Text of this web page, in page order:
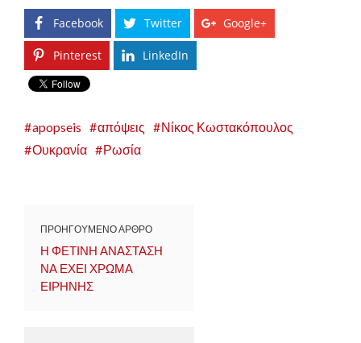
Facebook Twitter Google+
Pinterest LinkedIn
apopseis απόψεις
Νίκος Κωστακόπουλος
Ουκρανία
Ρωσία
ΠΡΟΗΓΟΥΜΕΝΟ ΑΡΘΡΟ
Η ΦΕΤΙΝΗ ΑΝΑΣΤΑΣΗ
ΝΑ ΕΧΕΙ ΧΡΩΜΑ
ΕΙΡΗΝΗΣ